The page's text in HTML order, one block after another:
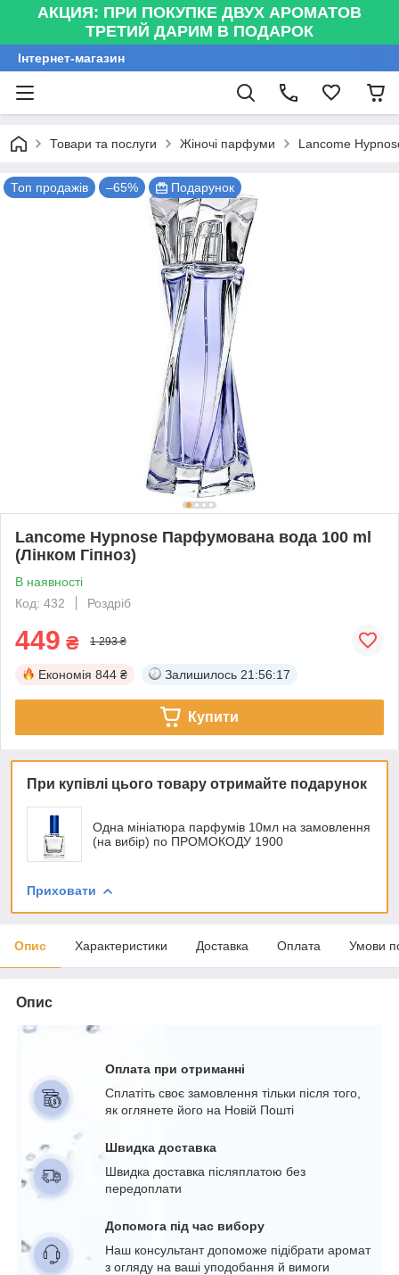
АКЦИЯ: ПРИ ПОКУПКЕ ДВУХ АРОМАТОВ
ТРЕТИЙ ДАРИМ В ПОДАРОК
Інтернет-магазин
Товари та послуги Жіночі парфуми Lancome
Топ продажів –65% Подарунок
Lancome Hypnose Парфумована вода 100 ml
(Лінком Гіпноз)
В наявності
Код: 432
Роздріб
449 ₴ 1 293 ₴
Економія 844 ₴ Залишилось 21:56:16
Купити
При купівлі цього товару отримайте подарунок
Одна мініатюра парфумів 10мл на замовлення
(на вибір) по ПРОМОКОДУ 1900
Приховати
Опис Характеристики Доставка Оплата Умови
Опис
Оплата при отриманні
Сплатіть своє замовлення тільки після того,
як оглянете його на Новій Пошті
Швидка доставка
Швидка доставка післяплатою без
передоплати
Допомога під час вибору
Наш консультант допоможе підібрати аромат
з огляду на ваші уподобання й вимоги